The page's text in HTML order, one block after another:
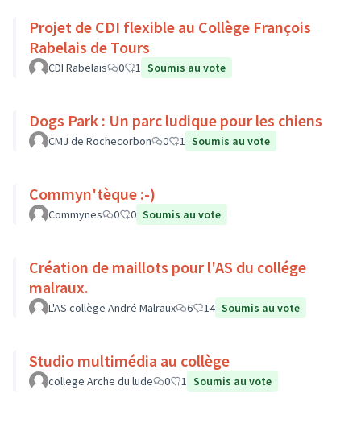
Projet de CDI flexible au Collège François
Rabelais de Tours
CDI Rabelais 0 1 Soumis au vote
Dogs Park : Un parc ludique pour les chiens
CMJ de Rochecorbon 0 1 Soumis au vote
Commyn'tèque :-)
Commynes 0 0 Soumis au vote
Création de maillots pour l'AS du collége
malraux.
L'AS collège André Malraux 6 14 Soumis au vote
Studio multimédia au collège
college Arche du lude 0 1 Soumis au vote